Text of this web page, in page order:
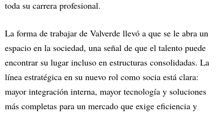
toda su carrera profesional.
La forma de trabajar de Valverde llevó a que se le abra un
espacio en la sociedad, una señal de que el talento puede
encontrar su lugar incluso en estructuras consolidadas. La
línea estratégica en su nuevo rol como socia está clara:
mayor integración interna, mayor tecnología y soluciones
más completas para un mercado que exige eficiencia y